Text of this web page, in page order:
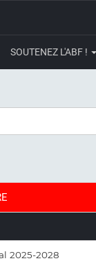
SOUTENEZ L'ABF !
2025-2028